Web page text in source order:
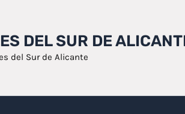
DEL SUR DE
del Sur de Alicante